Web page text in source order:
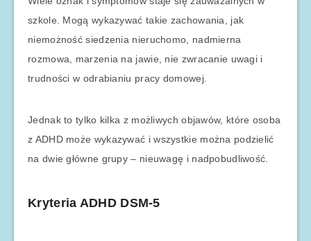
szkole. Mogą wykazywać takie zachowania, jak
niemożność siedzenia nieruchomo, nadmierna
rozmowa, marzenia na jawie, nie zwracanie uwagi i
trudności w odrabianiu pracy domowej.
Jednak to tylko kilka z możliwych objawów, które osoba
z ADHD może wykazywać i wszystkie można podzielić
na dwie główne grupy – nieuwagę i nadpobudliwość.
Kryteria ADHD DSM-5